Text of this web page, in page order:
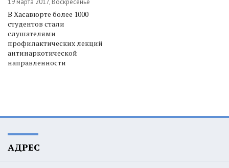
В Хасавюрте более 1000
студентов стали
слушателями
профилактических лекций
антинаркотической
направленности
АДРЕС